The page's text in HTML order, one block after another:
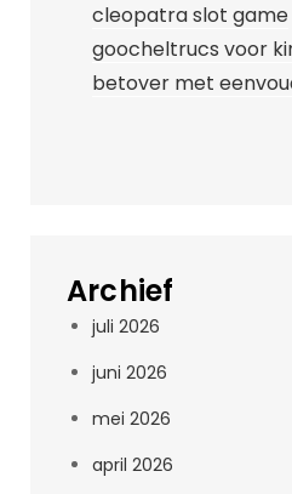
cleopatra slot game
goocheltrucs voor
betover met
Archief
juli 2026
juni 2026
mei 2026
april 2026